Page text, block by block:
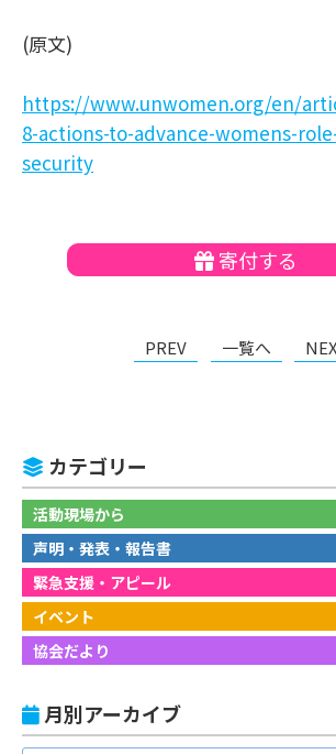
(原文)
https://www.unwomen.org/en/
8-actions-to-advance-womens-
security
寄付する
PREV 一覧へ
カテゴリー
活動現場から
声明・発表・報告書
緊急支援・アピール
イベント
協会だより
月別アーカイブ